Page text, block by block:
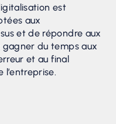
est
aux
et de répondre aux
gagner du temps aux
et au final
l’entreprise.